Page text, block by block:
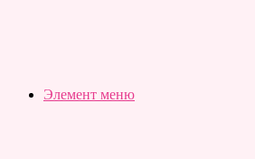
Элемент меню